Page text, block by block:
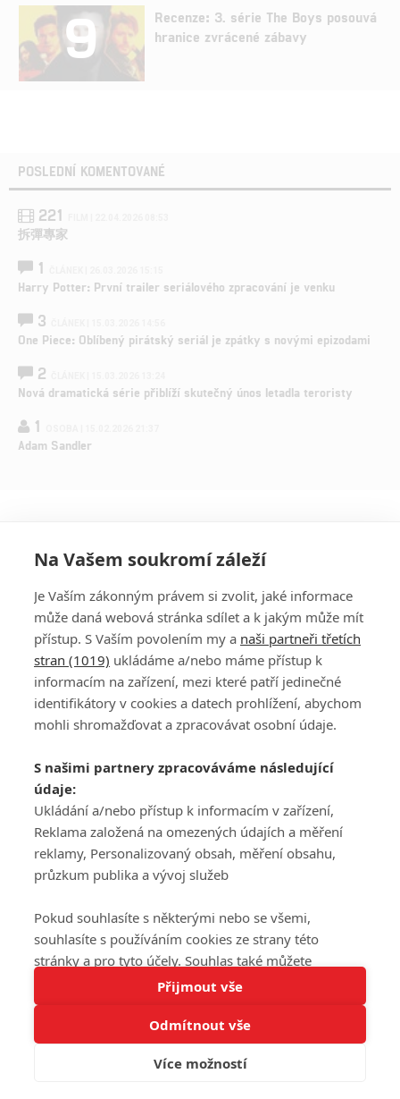
Tato stránka používá soubory cookies.
Rozumím
9
Recenze: 3. série The Boys posouvá
hranice zvrácené zábavy
POSLEDNÍ KOMENTOVANÉ
221
拆彈專家
1
Harry Potter: První trailer seriálového zpracování je venku
3
One Piece: Oblíbený pirátský seriál je zpátky s novými epizodami
2
Nová dramatická série přiblíží skutečný únos letadla teroristy
1
Adam Sandler
PŘIHLÁSIT
REGISTROVAT
DISKUZE
Šéfredaktorkou webu jePetr Slavík, e-mailserialy@fandimefilmu.cz
Máte-li zájem o inzerci na našem webu napište nám na e-mail
studio@koncal.com
Ochrana osobních údajů|Zásady používání cookies |Pravidla webu
Upravit nastavení soukromí
© 2016 – 2026 FandimeSerialum.cz / All rights reserved /
Koncal studio s.r.o., IČO: 03604071, Lýskova 2073/57, Stodůlky, 155
Na Vašem soukromí záleží
Je Vaším zákonným právem si zvolit, jaké informace
může daná webová stránka sdílet a k jakým může mít
přístup. S Vaším povolením my a naši partneři třetích
stran (1019) ukládáme a/nebo máme přístup k
informacím na zařízení, mezi které patří jedinečné
identifikátory v cookies a datech prohlížení, abychom
mohli shromažďovat a zpracovávat osobní údaje.
S našimi partnery zpracováváme následující
údaje:
Ukládání a/nebo přístup k informacím v zařízení,
Reklama založená na omezených údajích a měření
reklamy, Personalizovaný obsah, měření obsahu,
průzkum publika a vývoj služeb
Pokud souhlasíte s některými nebo se všemi,
souhlasíte s používáním cookies ze strany této
stránky a pro tyto účely. Souhlas také můžete
odmítnout, ale v takovém případě vám na stránce
nebudou k dispozici některé personalizované funkce.
Vaše volby souhlasu se budou vztahovat pouze na
tuto webovou stránku. Vaše nastavení a odvolání
souhlasu můžete kdykoli změnit na stránce s
Přijmout vše
Odmítnout vše
Více možností